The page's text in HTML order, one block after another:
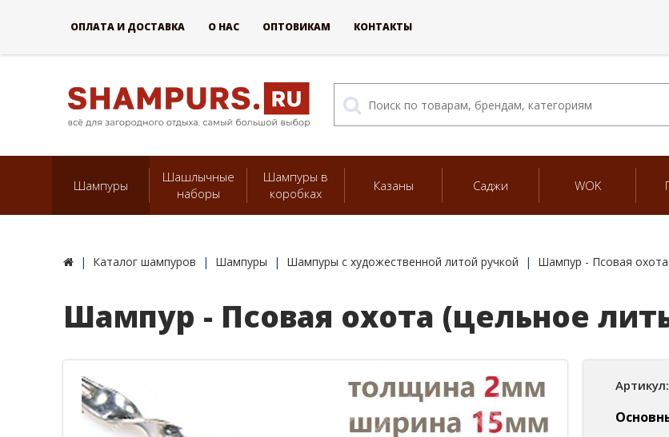
Шампуры
Шашлычные
наборы
Шампуры в
коробках
Казаны Саджи WOK
Каталог шампуров Шампуры Шампуры c художественной литой ручкой Шампур - Псовая
Шампур - Псовая охота (цельное
ОПЛАТА И ДОСТАВКА О НАС ОПТОВИКАМ КОНТАКТЫ